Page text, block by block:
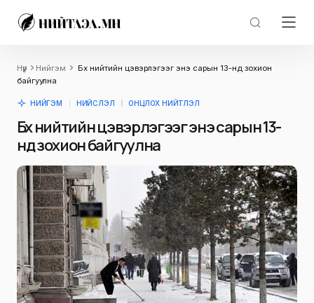
Нүүр Нийгэм
Бүх нийтийн цэвэрлэгээг энэ сарын 13-нд зохион
байгуулна
НИЙГЭМ НИЙСЛЭЛ ОНЦЛОХ НИЙТЛЭЛ
Бүх нийтийн цэвэрлэгээг энэ сарын 13-
нд зохион байгуулна